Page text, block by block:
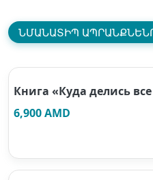
ՆՄԱՆԱՏԻՊ
Книга «Куда делись
6,900 AMD